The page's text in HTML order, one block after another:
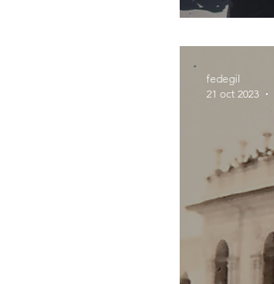
fedegil
21 oct 2023